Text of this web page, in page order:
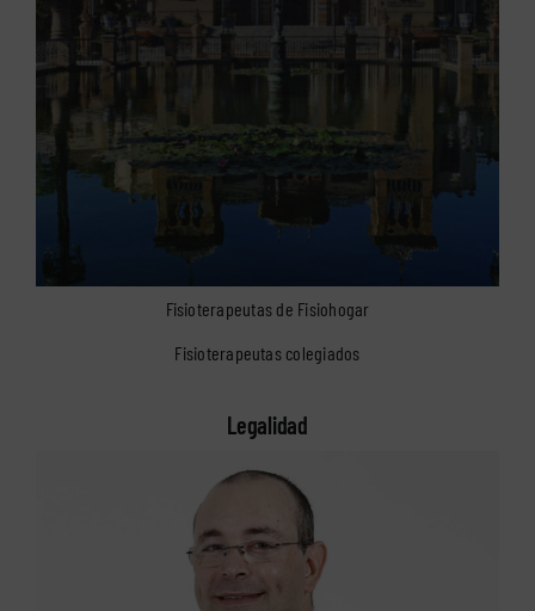
Fisioterapeutas de Fisiohogar
Fisioterapeutas colegiados
Legalidad